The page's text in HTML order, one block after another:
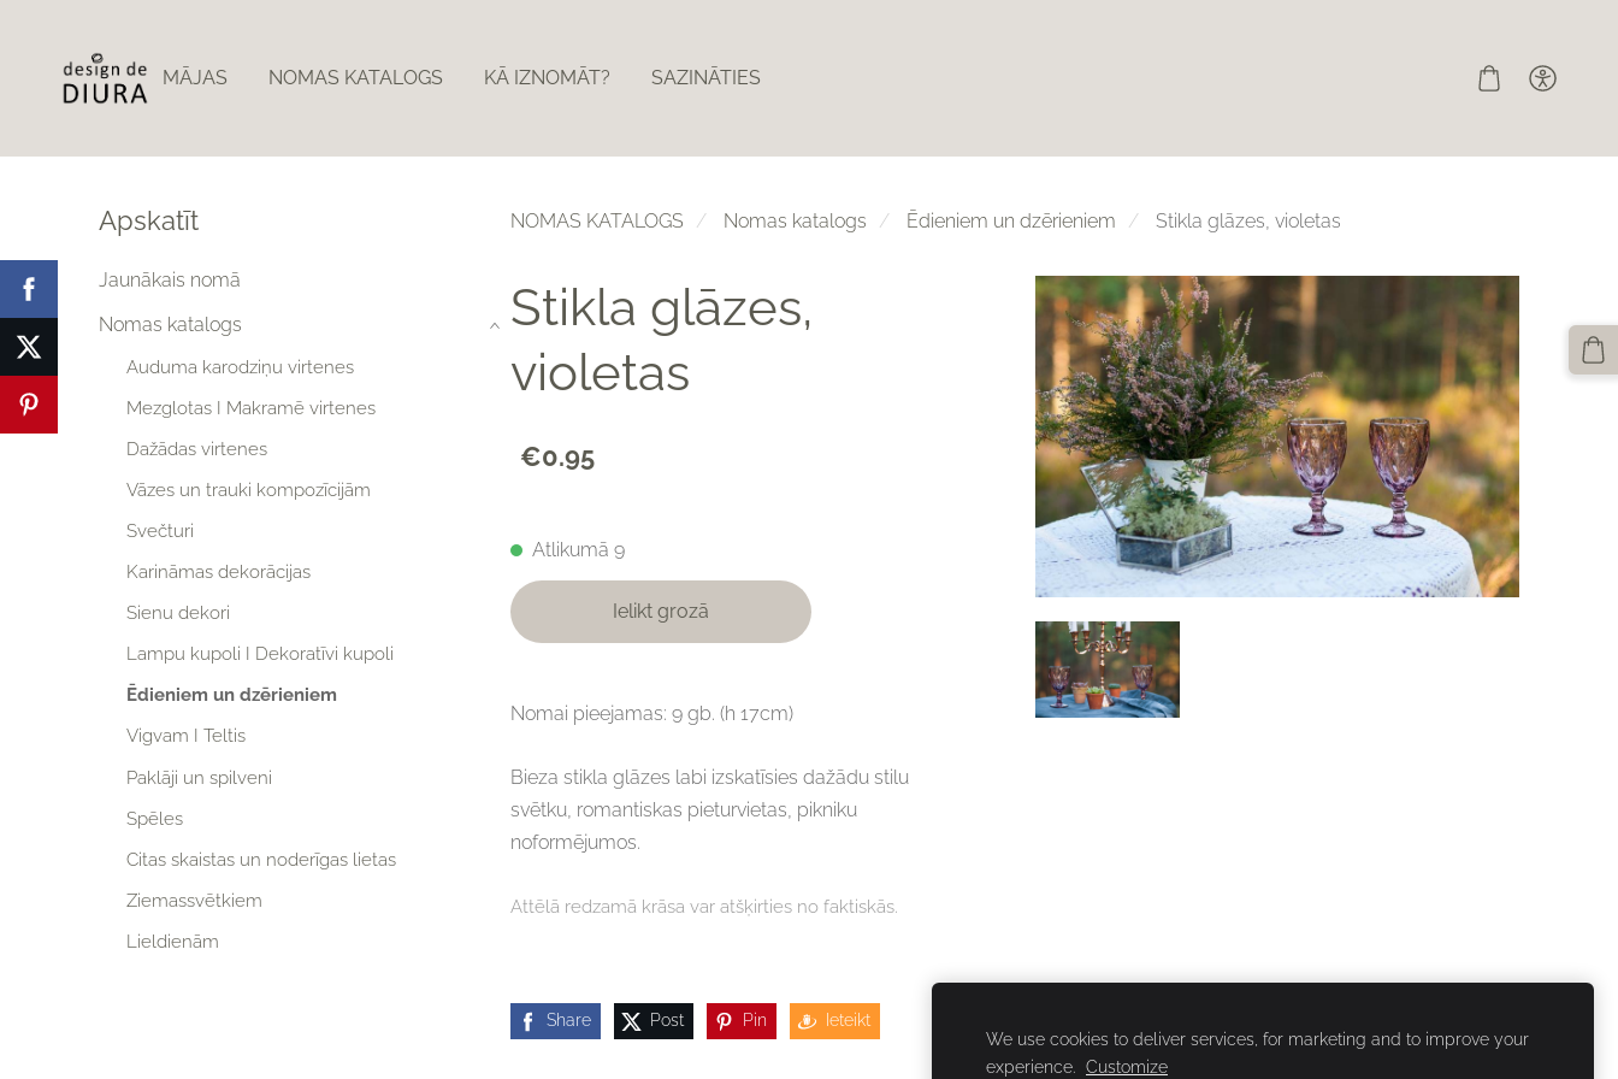
MĀJAS NOMAS KATALOGS KĀ IZNOMĀT? SAZINĀTIES
Apskatīt
Jaunākais nomā
Nomas katalogs
Auduma karodziņu virtenes
Mezglotas I Makramē virtenes
Dažādas virtenes
Vāzes un trauki kompozīcijām
Svečturi
Karināmas dekorācijas
Sienu dekori
Lampu kupoli I Dekoratīvi kupoli
Ēdieniem un dzērieniem
Vigvam I Teltis
Paklāji un spilveni
Spēles
Citas skaistas un noderīgas lietas
Ziemassvētkiem
Lieldienām
›
NOMAS KATALOGS Nomas katalogs Ēdieniem un dzērieniem Stikla glāzes, violetas
Stikla glāzes,
violetas
€0.95
Atlikumā 9
Ielikt grozā
Nomai pieejamas: 9 gb. (h 17cm)
Bieza stikla glāzes labi izskatīsies dažādu stilu
svētku, romantiskas pieturvietas, pikniku
noformējumos.
Attēlā redzamā krāsa var atšķirties no faktiskās.
Share Post Pin Ieteikt
We use cookies to deliver services, for marketing and to improve your
experience.
Customize